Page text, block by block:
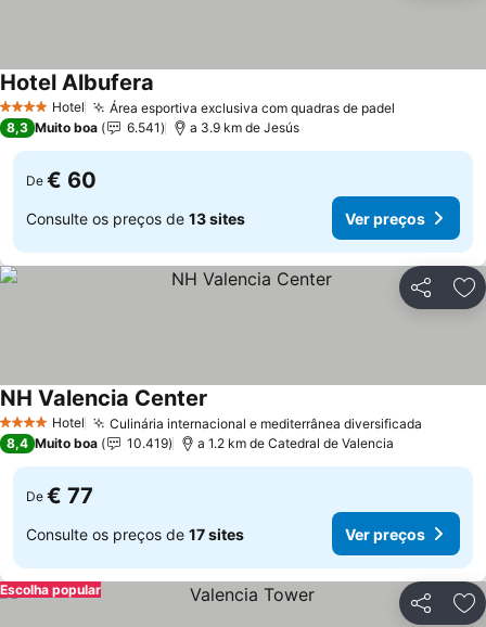
4 EstrelasHotel Área esportiva exclusiva com quadras de padel
Hotel Albufera
8,3 Muito boa 6.541 a 3.9 km de Jesús
De € 60
Consulte os preços de 13 sites Ver preços
Partilhar
4 EstrelasHotel Culinária internacional e mediterrânea diversificada
NH Valencia Center
8,4 Muito boa 10.419 a 1.2 km de Catedral de Valencia
De € 77
Consulte os preços de 17 sites Ver preços
Partilhar
Escolha popular